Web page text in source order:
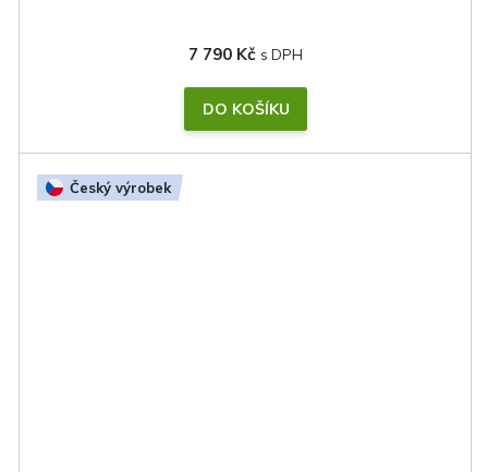
7 790 Kč
DO KOŠÍKU
Český výrobek